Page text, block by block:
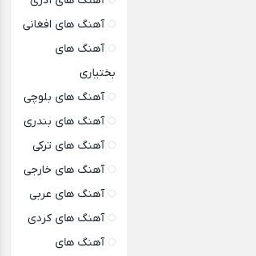
آهنگ های افغانی
آهنگ های
بختیاری
آهنگ های بلوچی
آهنگ های بندری
آهنگ های ترکی
آهنگ های خارجی
آهنگ های عربی
آهنگ های کردی
آهنگ های